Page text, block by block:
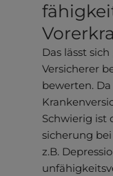
Das lässt
Versicherer
bewerten.
Schwierig ist
sicherung
z.B.